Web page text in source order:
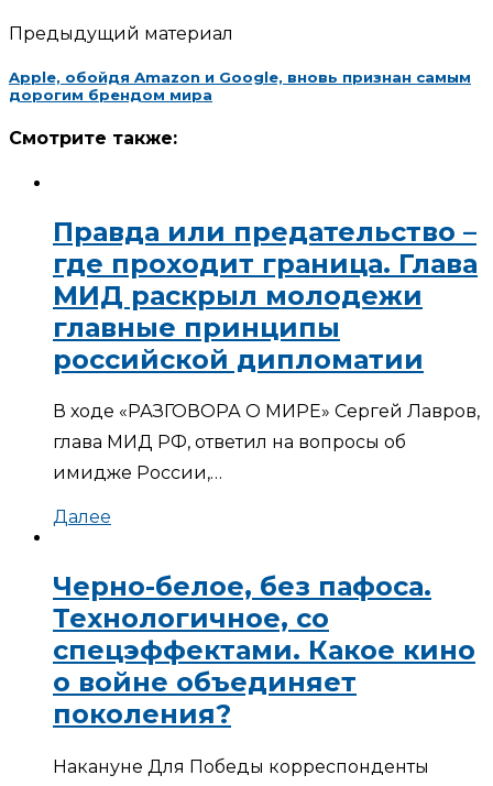
Предыдущий материал
Apple, обойдя Amazon и Google, вновь признан самым
дорогим брендом мира
Смотрите также:
Правда или предательство –
где проходит граница. Глава
МИД раскрыл молодежи
главные принципы
российской дипломатии
В ходе «РАЗГОВОРА О МИРЕ» Сергей Лавров,
глава МИД РФ, ответил на вопросы об
имидже России,…
Далее
Черно-белое, без пафоса.
Технологичное, со
спецэффектами. Какое кино
о войне объединяет
поколения?
Накануне Для Победы корреспонденты